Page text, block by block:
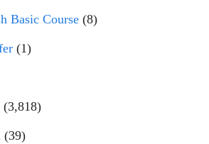
Basic Course (8)
(1)
(3,818)
(39)